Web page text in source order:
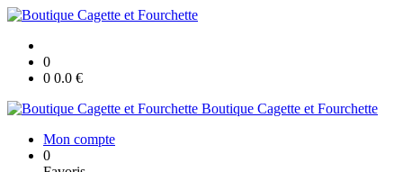
0
0 0.0 €
Boutique Cagette et Fourchette
Mon compte
0